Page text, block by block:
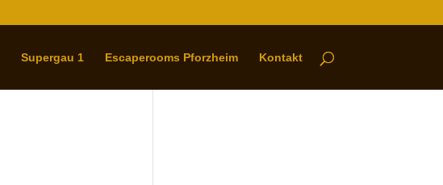
Supergau 1 Escaperooms Pforzheim Kontakt